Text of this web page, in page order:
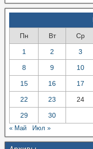
Пн Вт Ср
1 2 3
8 9 10
15 16 17
22 23 24
29 30
« Май Июл »